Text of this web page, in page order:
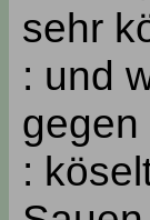
sehr
: und
gegen
: